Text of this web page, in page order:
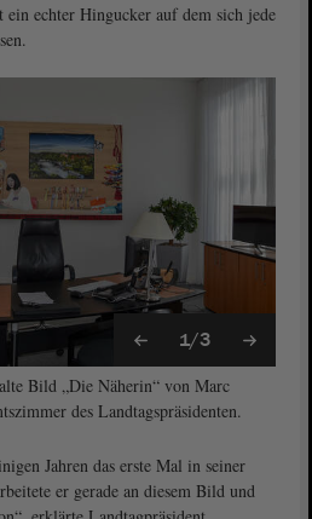
echter Hingucker auf dem sich jede
1/3
Bild „Die Näherin“ von Marc
des Landtagspräsidenten.
Jahren das erste Mal in seiner
er gerade an diesem Bild und